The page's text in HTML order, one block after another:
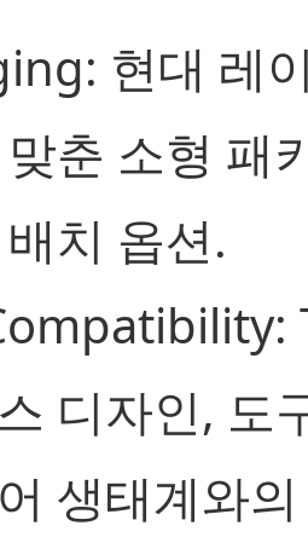
현대 레
춘 소형 패
치 옵션.
디자인, 도
생태계와